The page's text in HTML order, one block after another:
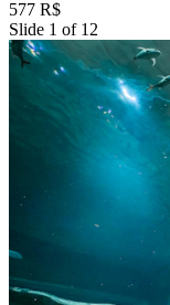
577 R$
Slide 1 of 12